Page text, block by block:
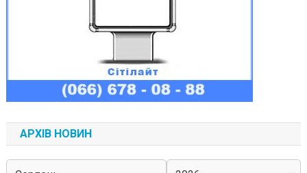
АРХІВ НОВИН